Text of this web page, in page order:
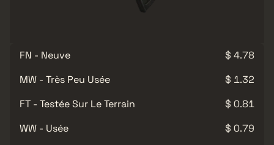
FN - Neuve
$ 4.78
MW - Très Peu Usée
$ 1.32
FT - Testée Sur Le Terrain
$ 0.81
WW - Usée
$ 0.79